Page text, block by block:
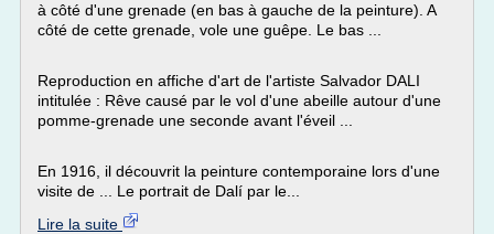
à côté d'une grenade (en bas à gauche de la peinture). A
côté de cette grenade, vole une guêpe. Le bas ...
Reproduction en affiche d'art de l'artiste Salvador DALI
intitulée : Rêve causé par le vol d'une abeille autour d'une
pomme-grenade une seconde avant l'éveil ...
En 1916, il découvrit la peinture contemporaine lors d'une
visite de ... Le portrait de Dalí par le...
Lire la suite